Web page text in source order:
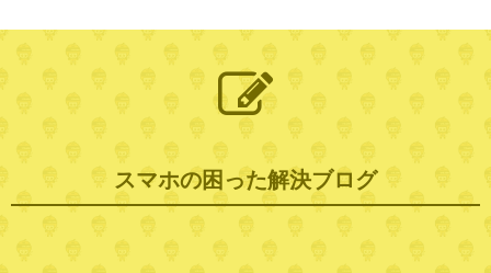
スマホの困った解決ブログ